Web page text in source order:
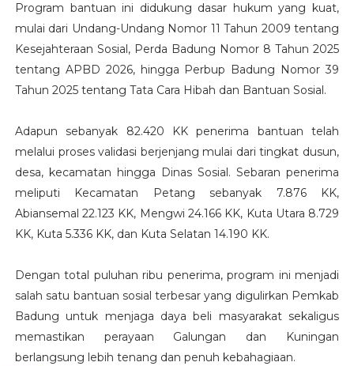
Program bantuan ini didukung dasar hukum yang kuat,
mulai dari Undang-Undang Nomor 11 Tahun 2009 tentang
Kesejahteraan Sosial, Perda Badung Nomor 8 Tahun 2025
tentang APBD 2026, hingga Perbup Badung Nomor 39
Tahun 2025 tentang Tata Cara Hibah dan Bantuan Sosial.
Adapun sebanyak 82.420 KK penerima bantuan telah
melalui proses validasi berjenjang mulai dari tingkat dusun,
desa, kecamatan hingga Dinas Sosial. Sebaran penerima
meliputi Kecamatan Petang sebanyak 7.876 KK,
Abiansemal 22.123 KK, Mengwi 24.166 KK, Kuta Utara 8.729
KK, Kuta 5.336 KK, dan Kuta Selatan 14.190 KK.
Dengan total puluhan ribu penerima, program ini menjadi
salah satu bantuan sosial terbesar yang digulirkan Pemkab
Badung untuk menjaga daya beli masyarakat sekaligus
memastikan perayaan Galungan dan Kuningan
berlangsung lebih tenang dan penuh kebahagiaan.